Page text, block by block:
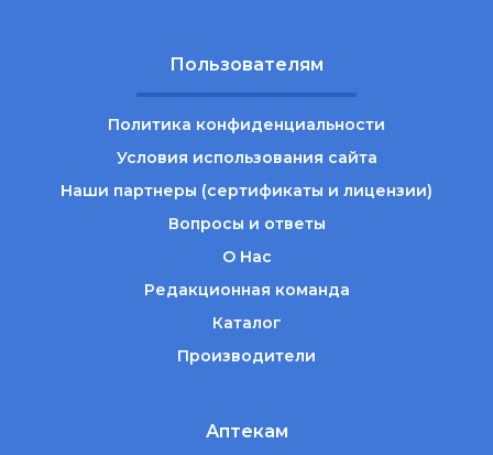
Пользователям
Политика конфиденциальности
Условия использования сайта
Наши партнеры (сертификаты и лицензии)
Вопросы и ответы
О Нас
Редакционная команда
Каталог
Производители
Аптекам